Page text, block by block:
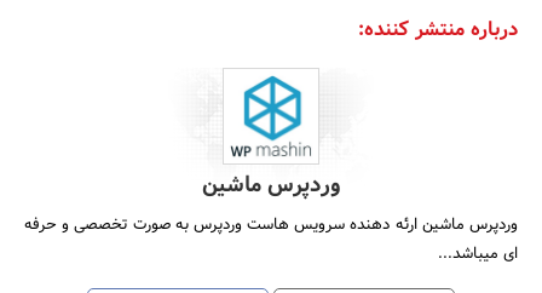
درباره منتشر کننده:
وردپرس ماشین
وردپرس ماشین ارئه دهنده سرویس هاست وردپرس به صورت تخصصی و حرفه
ای میباشد...